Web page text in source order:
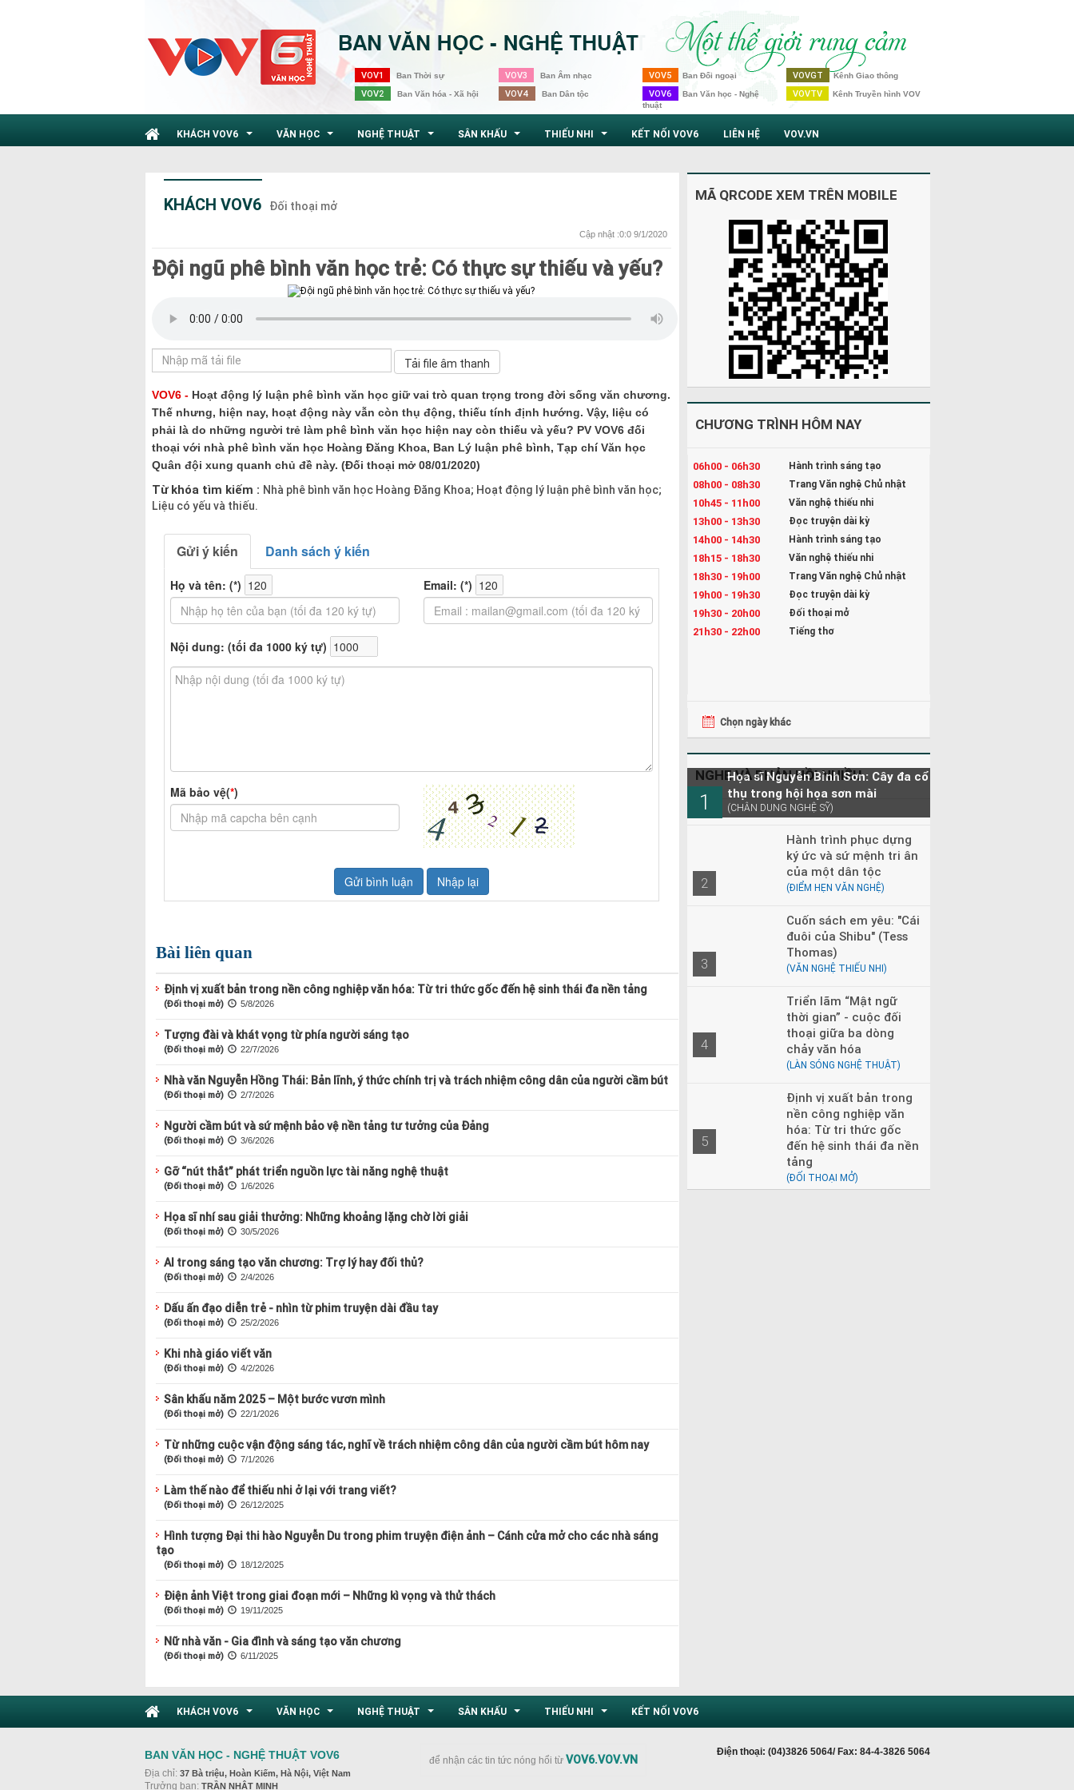
VOV1 Ban Thời sự
VOV2 Ban Văn hóa - Xã hội
VOV3 Ban Âm nhạc
VOV4 Ban Dân tộc
VOV5 Ban Đối ngoại
VOV6 Ban Văn học - Nghệ
thuật
VOVGT Kênh Giao thông
VOVTV Kênh Truyền hình VOV
KHÁCH VOV6 VĂN HỌC NGHỆ THUẬT SÂN KHẤU THIẾU NHI KẾT NỐI VOV6 LIÊN HỆ VOV.VN
KHÁCH VOV6 Đối thoại mở
Cập nhật :0:0 9/1/2020
Đội ngũ phê bình văn học trẻ: Có thực sự thiếu và yếu?
VOV6 - Hoạt động lý luận phê bình văn học giữ vai trò quan trọng trong đời sống văn chương.
Thế nhưng, hiện nay, hoạt động này vẫn còn thụ động, thiếu tính định hướng. Vậy, liệu có
phải là do những người trẻ làm phê bình văn học hiện nay còn thiếu và yếu? PV VOV6 đối
thoại với nhà phê bình văn học Hoàng Đăng Khoa, Ban Lý luận phê bình, Tạp chí Văn học
Quân đội xung quanh chủ đề này. (Đối thoại mở 08/01/2020)
Từ khóa tìm kiếm : Nhà phê bình văn học Hoàng Đăng Khoa; Hoạt động lý luận phê bình văn học;
Liệu có yếu và thiếu.
Bài liên quan
Định vị xuất bản trong nền công nghiệp văn hóa: Từ tri thức gốc đến hệ sinh thái đa nền tảng
(Đối thoại mở) 5/8/2026
Tượng đài và khát vọng từ phía người sáng tạo
(Đối thoại mở) 22/7/2026
Nhà văn Nguyễn Hồng Thái: Bản lĩnh, ý thức chính trị và trách nhiệm công dân của người cầm bút
(Đối thoại mở) 2/7/2026
Người cầm bút và sứ mệnh bảo vệ nền tảng tư tưởng của Đảng
(Đối thoại mở) 3/6/2026
Gỡ “nút thắt” phát triển nguồn lực tài năng nghệ thuật
(Đối thoại mở) 1/6/2026
Họa sĩ nhí sau giải thưởng: Những khoảng lặng chờ lời giải
(Đối thoại mở) 30/5/2026
AI trong sáng tạo văn chương: Trợ lý hay đối thủ?
(Đối thoại mở) 2/4/2026
Dấu ấn đạo diễn trẻ - nhìn từ phim truyện dài đầu tay
(Đối thoại mở) 25/2/2026
Khi nhà giáo viết văn
(Đối thoại mở) 4/2/2026
Sân khấu năm 2025 – Một bước vươn mình
(Đối thoại mở) 22/1/2026
Từ những cuộc vận động sáng tác, nghĩ về trách nhiệm công dân của người cầm bút hôm nay
(Đối thoại mở) 7/1/2026
Làm thế nào để thiếu nhi ở lại với trang viết?
(Đối thoại mở) 26/12/2025
Hình tượng Đại thi hào Nguyễn Du trong phim truyện điện ảnh – Cánh cửa mở cho các nhà sáng
tạo
(Đối thoại mở) 18/12/2025
Điện ảnh Việt trong giai đoạn mới – Những kì vọng và thử thách
(Đối thoại mở) 19/11/2025
Nữ nhà văn - Gia đình và sáng tạo văn chương
(Đối thoại mở) 6/11/2025
MÃ QRCODE XEM TRÊN MOBILE
CHƯƠNG TRÌNH HÔM NAY
06h00 - 06h30 Hành trình sáng tạo
08h00 - 08h30 Trang Văn nghệ Chủ nhật
10h45 - 11h00 Văn nghệ thiếu nhi
13h00 - 13h30 Đọc truyện dài kỳ
14h00 - 14h30 Hành trình sáng tạo
18h15 - 18h30 Văn nghệ thiếu nhi
18h30 - 19h00 Trang Văn nghệ Chủ nhật
19h00 - 19h30 Đọc truyện dài kỳ
19h30 - 20h00 Đối thoại mở
21h30 - 22h00 Tiếng thơ
Chọn ngày khác
NGHE VÀ PHẢN HỒI NHIỀU
1
Họa sĩ Nguyễn Bỉnh Sơn: Cây đa cổ
thụ trong hội họa sơn mài
(CHÂN DUNG NGHỆ SỸ)
2
Hành trình phục dựng
ký ức và sứ mệnh tri ân
của một dân tộc
(ĐIỂM HẸN VĂN NGHỆ)
3
Cuốn sách em yêu: "Cái
đuôi của Shibu" (Tess
Thomas)
(VĂN NGHỆ THIẾU NHI)
4
Triển lãm “Mật ngữ
thời gian” - cuộc đối
thoại giữa ba dòng
chảy văn hóa
(LÀN SÓNG NGHỆ THUẬT)
5
Định vị xuất bản trong
nền công nghiệp văn
hóa: Từ tri thức gốc
đến hệ sinh thái đa nền
tảng
(ĐỐI THOẠI MỞ)
KHÁCH VOV6 VĂN HỌC NGHỆ THUẬT SÂN KHẤU THIẾU NHI KẾT NỐI VOV6
BAN VĂN HỌC - NGHỆ THUẬT VOV6
Địa chỉ: 37 Bà triệu, Hoàn Kiếm, Hà Nội, Việt Nam
Trưởng ban: TRẦN NHẬT MINH
để nhận các tin tức nóng hổi từ VOV6.VOV.VN
Điện thoại: (04)3826 5064/ Fax: 84-4-3826 5064